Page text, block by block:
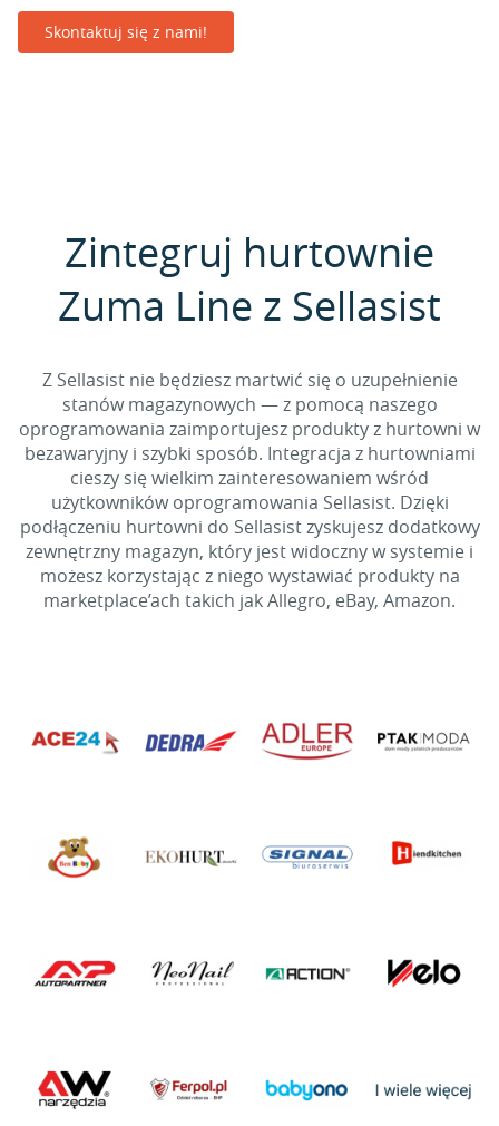
Skontaktuj się z nami!
Zintegruj hurtownie
Zuma Line z Sellasist
Z Sellasist nie będziesz martwić się o uzupełnienie
stanów magazynowych — z pomocą naszego
oprogramowania zaimportujesz produkty z hurtowni w
bezawaryjny i szybki sposób. Integracja z hurtowniami
cieszy się wielkim zainteresowaniem wśród
użytkowników oprogramowania Sellasist. Dzięki
podłączeniu hurtowni do Sellasist zyskujesz dodatkowy
zewnętrzny magazyn, który jest widoczny w systemie i
możesz korzystając z niego wystawiać produkty na
marketplace’ach takich jak Allegro, eBay, Amazon.